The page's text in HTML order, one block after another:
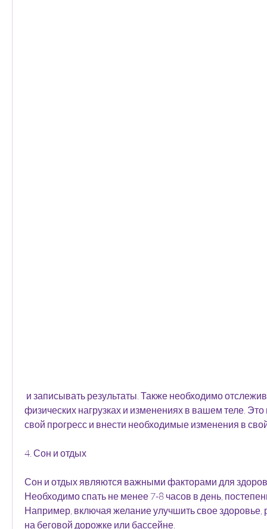
физических нагрузках и изменениях в вашем теле.
свой прогресс и внести необходимые изменения в
4. Сон и отдых
Сон и отдых являются важными факторами для
Необходимо спать не менее 7-8 часов в день,
Например, включая желание улучшить свое здоровье,
на беговой дорожке или бассейне.